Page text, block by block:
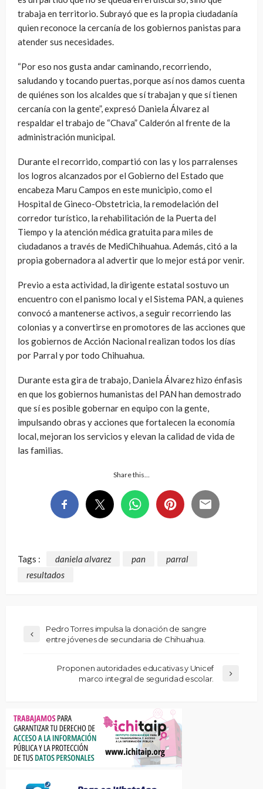
trabaja en territorio. Subrayó que es la propia ciudadanía
quien reconoce la cercanía de los gobiernos panistas para
atender sus necesidades.
“Por eso nos gusta andar caminando, recorriendo,
saludando y tocando puertas, porque así nos damos cuenta
de quiénes son los alcaldes que sí trabajan y que sí tienen
cercanía con la gente”, expresó Daniela Álvarez al
respaldar el trabajo de “Chava” Calderón al frente de la
administración municipal.
Durante el recorrido, compartió con las y los parralenses
los logros alcanzados por el Gobierno del Estado que
encabeza Maru Campos en este municipio, como el
Hospital de Gineco-Obstetricia, la remodelación del
corredor turístico, la rehabilitación de la Puerta del
Tiempo y la atención médica gratuita para miles de
ciudadanos a través de MediChihuahua. Además, citó a la
propia gobernadora al advertir que lo mejor está por venir.
Previo a esta actividad, la dirigente estatal sostuvo un
encuentro con el panismo local y el Sistema PAN, a quienes
convocó a mantenerse activos, a seguir recorriendo las
colonias y a convertirse en promotores de las acciones que
los gobiernos de Acción Nacional realizan todos los días
por Parral y por todo Chihuahua.
Durante esta gira de trabajo, Daniela Álvarez hizo énfasis
en que los gobiernos humanistas del PAN han demostrado
que sí es posible gobernar en equipo con la gente,
impulsando obras y acciones que fortalecen la economía
local, mejoran los servicios y elevan la calidad de vida de
las familias.
Share this…
Tags : daniela alvarez pan
parral
resultados
Pedro Torres impulsa la donación de sangre
entre jóvenes de secundaria de Chihuahua.
Proponen autoridades educativas y Unicef
marco integral de seguridad escolar.